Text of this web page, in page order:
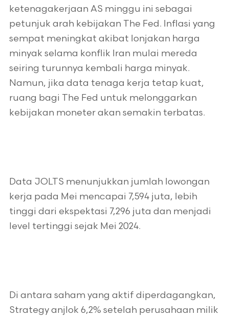
ketenagakerjaan AS minggu ini sebagai
petunjuk arah kebijakan The Fed. Inflasi yang
sempat meningkat akibat lonjakan harga
minyak selama konflik Iran mulai mereda
seiring turunnya kembali harga minyak.
Namun, jika data tenaga kerja tetap kuat,
ruang bagi The Fed untuk melonggarkan
kebijakan moneter akan semakin terbatas.
Data JOLTS menunjukkan jumlah lowongan
kerja pada Mei mencapai 7,594 juta, lebih
tinggi dari ekspektasi 7,296 juta dan menjadi
level tertinggi sejak Mei 2024.
Di antara saham yang aktif diperdagangkan,
Strategy anjlok 6,2% setelah perusahaan milik